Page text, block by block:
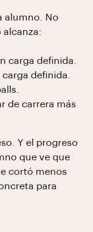
alumno. No
alcanza:
carga definida.
definida.
de carrera más
Y el progreso
que ve que
cortó menos
para